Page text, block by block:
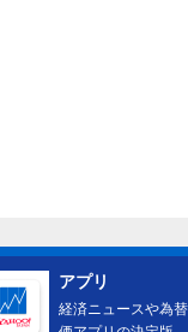
アプリ
経済ニュースや為